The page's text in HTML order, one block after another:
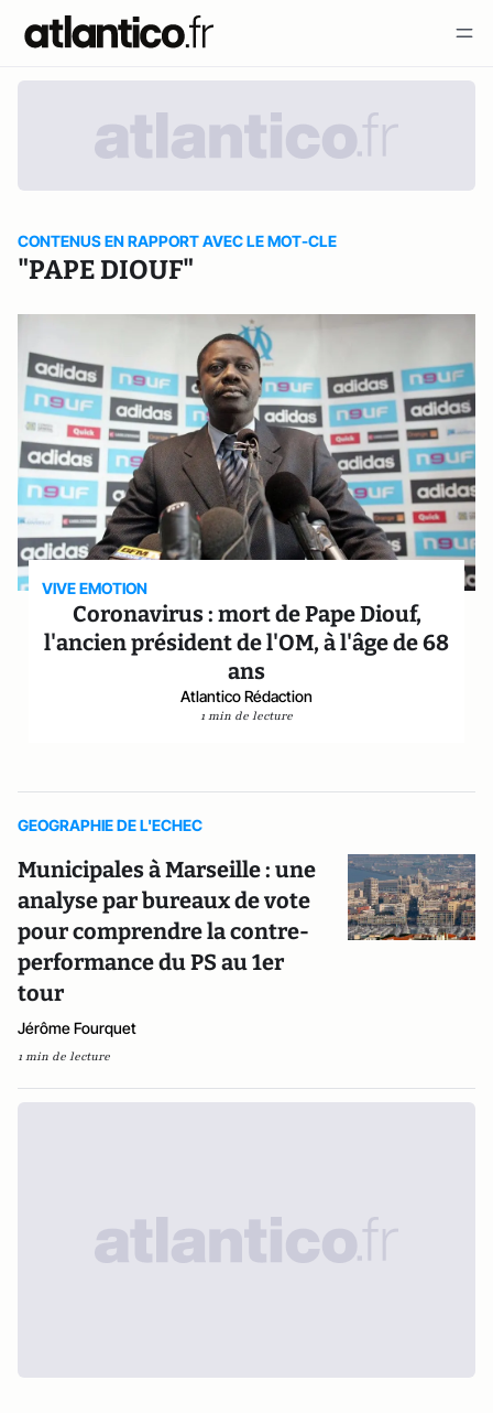
CONTENUS EN RAPPORT AVEC LE MOT-CLE
"PAPE DIOUF"
VIVE EMOTION
Coronavirus : mort de Pape Diouf,
l'ancien président de l'OM, à l'âge de 68
ans
Atlantico Rédaction
1 min de lecture
GEOGRAPHIE DE L'ECHEC
Municipales à Marseille : une
analyse par bureaux de vote
pour comprendre la contre-
performance du PS au 1er
tour
Jérôme Fourquet
1 min de lecture